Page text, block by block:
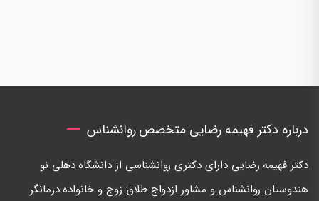
درباره دکتر فهیمه رضایی متخصص روانشناس
دكتر فهيمه رضايی دارای دكتری روانشناسی از دانشگاه دهلی نو
هندوستان روانشناس و مشاور ازدواج طلاق زوج و خانواده درمانگر